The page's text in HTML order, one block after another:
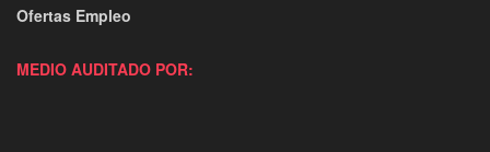
Ofertas Empleo
MEDIO AUDITADO POR: